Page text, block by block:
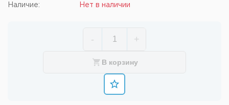
Наличие: Нет в наличии
- +
В корзину